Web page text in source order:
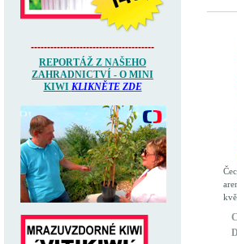
--------------------------------------
REPORTÁŽ Z NAŠEHO
ZAHRADNICTVÍ - O MINI
KIWI KLIKNĚTE ZDE